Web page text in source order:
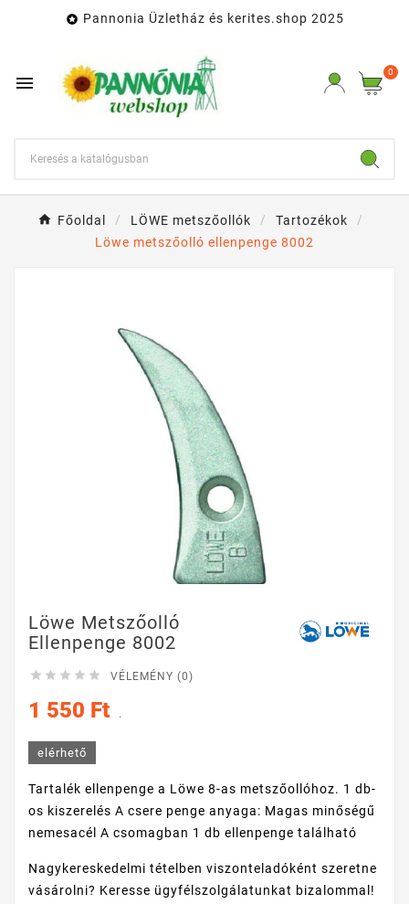
 Pannonia Üzletház és kerites.shop 2025

0
Főoldal LÖWE metszőollók
Tartozékok
Löwe metszőolló ellenpenge 8002
Löwe Metszőolló
Ellenpenge 8002
     VÉLEMÉNY (0)
1 550 Ft .
elérhető
Tartalék ellenpenge a Löwe 8-as metszőollóhoz. 1 db-
os kiszerelés A csere penge anyaga: Magas minőségű
nemesacél A csomagban 1 db ellenpenge található
Nagykereskedelmi tételben viszonteladóként szeretne
vásárolni? Keresse ügyfélszolgálatunkat bizalommal!